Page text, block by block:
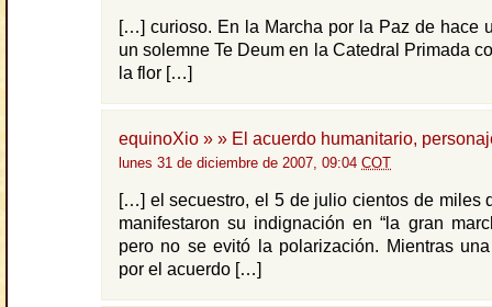
[…] curioso. En la Marcha por la Paz de hace
un solemne Te Deum en la Catedral Primada
la flor […]
equinoXio » » El acuerdo humanitario,
lunes 31 de diciembre de 2007, 09:04 COT
[…] el secuestro, el 5 de julio cientos de miles
manifestaron su indignación en “la gran
pero no se evitó la polarización. Mientras
por el acuerdo […]